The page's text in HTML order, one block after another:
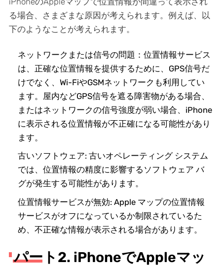
る場合、さまざまな原因が考えられます。例えば、以
下のようなことが考えられます。
ネットワークまたは信号の問題：位置情報サービス
は、正確な位置情報を提供するために、GPS信号だ
けでなく、Wi-FiやGSMネットワークも利用してい
ます。屋内などGPS信号を遮る障害物がある場合、
またはネットワークの信号強度が弱い場合、iPhone
に表示される位置情報が不正確になる可能性があり
ます。
古いソフトウェア: 古いオペレーティング システム
では、位置情報の精度に影響するソフトウェア バ
グが発生する可能性があります。
位置情報サービスが無効: Apple マップの位置情報
サービスがオフになっているか制限されているた
め、不正確な情報が表示される場合があります。
パート2. iPhoneでAppleマッ